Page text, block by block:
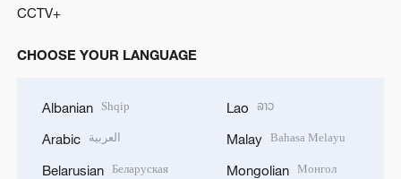
CCTV+
CHOOSE YOUR LANGUAGE
Albanian Shqip
Arabic العربية
Belarusian Беларуская
Lao ລາວ
Malay Bahasa Melayu
Mongolian Монгол